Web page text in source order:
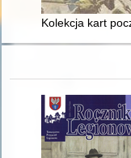
Kolekcja kart